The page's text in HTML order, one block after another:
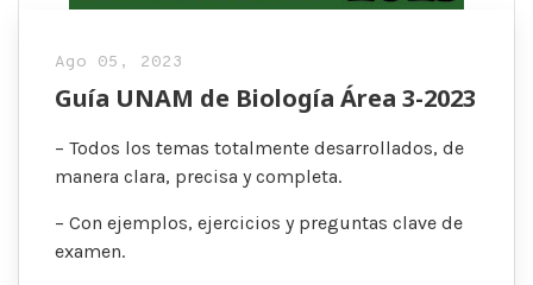
Ago 05, 2023
Guía UNAM de Biología Área 3-2023
– Todos los temas totalmente desarrollados, de
manera clara, precisa y completa.
– Con ejemplos, ejercicios y preguntas clave de
examen.